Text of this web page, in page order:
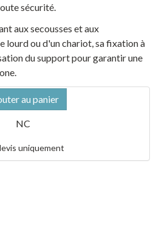
sécurité.
aux secousses et aux
lourd ou d'un chariot, sa fixation à
du support pour garantir une
au panier
NC
uniquement